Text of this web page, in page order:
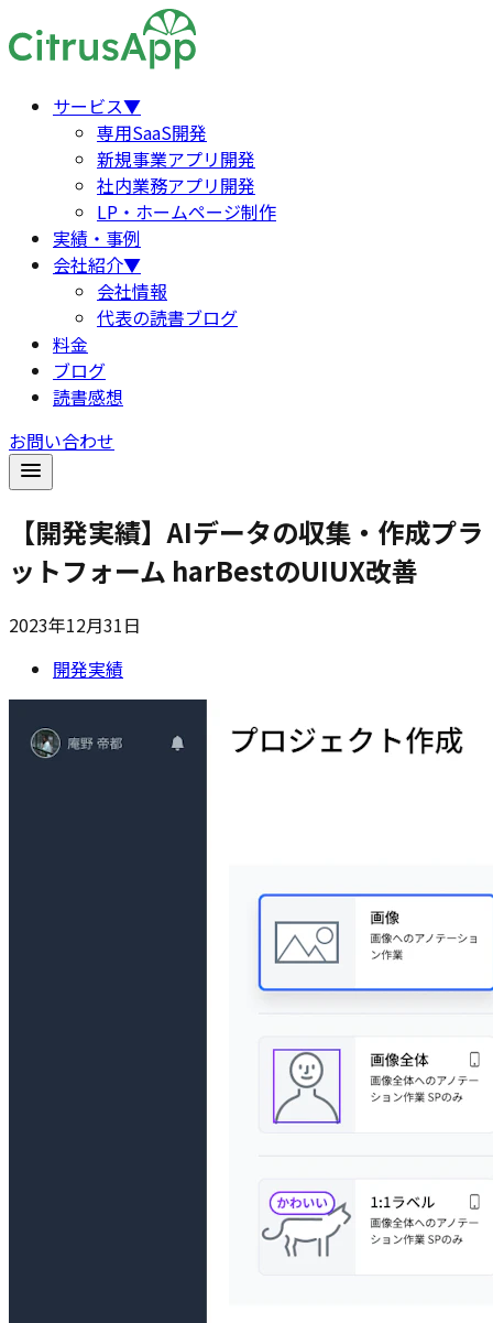
サービス▼
専用SaaS開発
新規事業アプリ開発
社内業務アプリ開発
LP・ホームページ制作
実績・事例
会社紹介▼
会社情報
代表の読書ブログ
料金
ブログ
読書感想
お問い合わせ
【開発実績】AIデータの収集・作成プラ
ットフォーム harBestのUIUX改善
2023年12月31日
開発実績